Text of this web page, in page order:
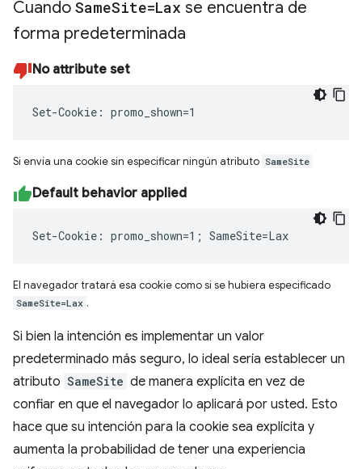
Cuando SameSite=Lax se encuentra de
forma predeterminada
No attribute set
Set-Cookie: promo_shown=1
Si envía una cookie sin especificar ningún atributo SameSite
Default behavior applied
Set-Cookie: promo_shown=1; SameSite=Lax
El navegador tratará esa cookie como si se hubiera especificado
SameSite=Lax .
Si bien la intención es implementar un valor
predeterminado más seguro, lo ideal sería establecer un
atributo SameSite de manera explícita en vez de
confiar en que el navegador lo aplicará por usted. Esto
hace que su intención para la cookie sea explícita y
aumenta la probabilidad de tener una experiencia